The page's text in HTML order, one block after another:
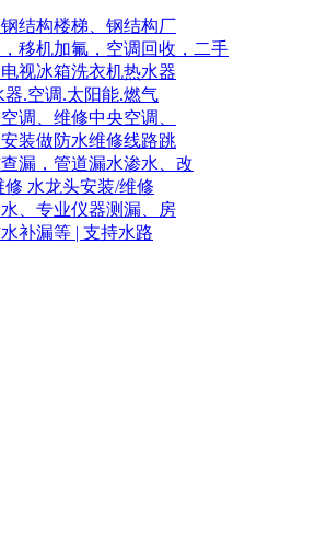
结构楼梯、钢结构厂
移机加氟，空调回收，二手
视冰箱洗衣机热水器
.空调.太阳能.燃气
调、维修中央空调、
装做防水维修线路跳
漏，管道漏水渗水、改
修 水龙头安装/维修
、专业仪器测漏、房
补漏等 | 支持水路